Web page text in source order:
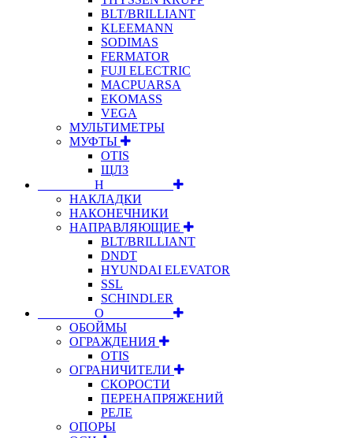
BLT/BRILLIANT
KLEEMANN
SODIMAS
FERMATOR
FUJI ELECTRIC
MACPUARSA
EKOMASS
VEGA
МУЛЬТИМЕТРЫ
МУФТЫ
OTIS
ЩЛЗ
⠀⠀⠀⠀⠀⠀Н⠀⠀⠀⠀⠀⠀⠀
НАКЛАДКИ
НАКОНЕЧНИКИ
НАПРАВЛЯЮЩИЕ
BLT/BRILLIANT
DNDT
HYUNDAI ELEVATOR
SSL
SCHINDLER
⠀⠀⠀⠀⠀⠀О⠀⠀⠀⠀⠀⠀⠀
ОБОЙМЫ
ОГРАЖДЕНИЯ
OTIS
ОГРАНИЧИТЕЛИ
СКОРОСТИ
ПЕРЕНАПРЯЖЕНИЙ
РЕЛЕ
ОПОРЫ